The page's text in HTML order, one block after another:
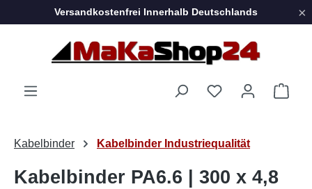
Zum Hauptinhalt springen
Versandkostenfrei Innerhalb Deutschlands ×
Kabelbinder Kabelbinder Industriequalität
Kabelbinder PA6.6 | 300 x 4,8